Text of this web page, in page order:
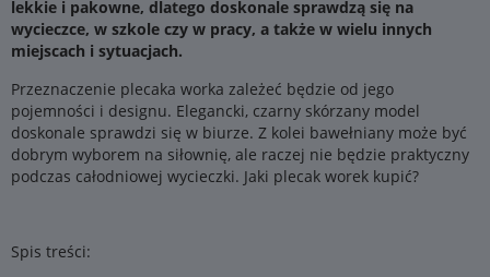
lekkie i pakowne, dlatego doskonale sprawdzą się na
wycieczce, w szkole czy w pracy, a także w wielu innych
miejscach i sytuacjach.
Przeznaczenie plecaka worka zależeć będzie od jego
pojemności i designu. Elegancki, czarny skórzany model
doskonale sprawdzi się w biurze. Z kolei bawełniany może być
dobrym wyborem na siłownię, ale raczej nie będzie praktyczny
podczas całodniowej wycieczki. Jaki plecak worek kupić?
Spis treści: